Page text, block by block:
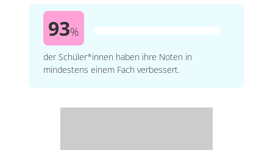
93%
der Schüler*innen haben ihre Noten in
mindestens einem Fach verbessert.